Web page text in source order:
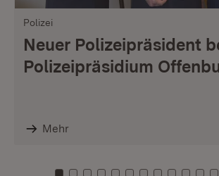
Polizei
Neuer Polizeipräsident
Polizeipräsidium
Mehr